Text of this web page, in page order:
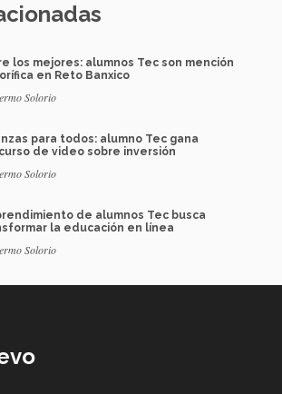
los mejores: alumnos Tec son mención
en Reto Banxico
Solorio
para todos: alumno Tec gana
de video sobre inversión
Solorio
de alumnos Tec busca
la educación en línea
Solorio